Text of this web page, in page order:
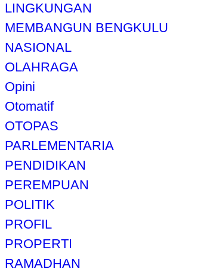
LINGKUNGAN
MEMBANGUN BENGKULU
NASIONAL
OLAHRAGA
Opini
Otomatif
OTOPAS
PARLEMENTARIA
PENDIDIKAN
PEREMPUAN
POLITIK
PROFIL
PROPERTI
RAMADHAN